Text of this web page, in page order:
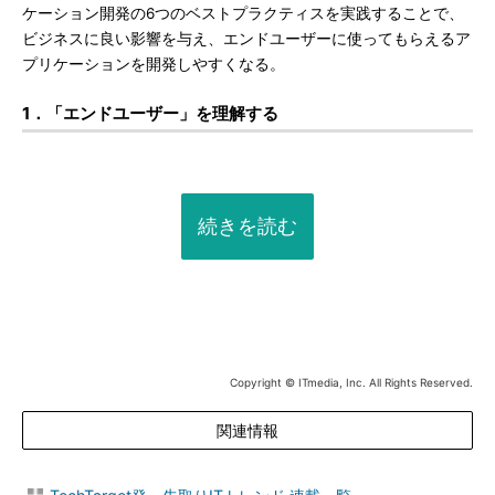
ケーション開発の6つのベストプラクティスを実践することで、
ビジネスに良い影響を与え、エンドユーザーに使ってもらえるア
プリケーションを開発しやすくなる。
1．「エンドユーザー」を理解する
続きを読む
Copyright © ITmedia, Inc. All Rights Reserved.
関連情報